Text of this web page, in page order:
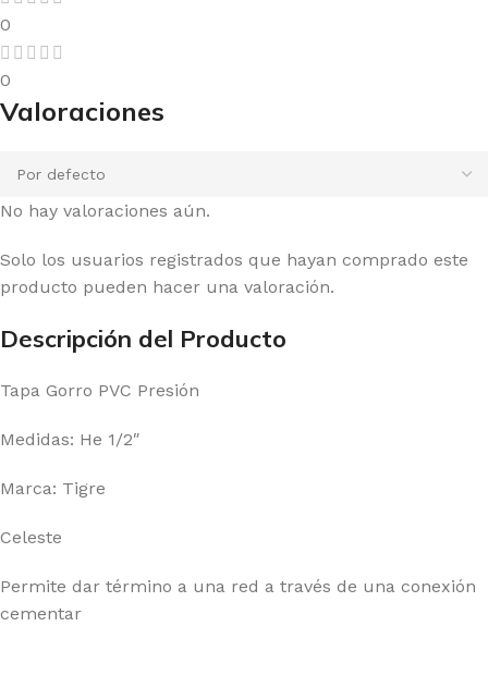
0
0
Valoraciones
No hay valoraciones aún.
Solo los usuarios registrados que hayan comprado este
producto pueden hacer una valoración.
Descripción del Producto
Tapa Gorro PVC Presión
Medidas: He 1/2″
Marca: Tigre
Celeste
Permite dar término a una red a través de una conexión
cementar